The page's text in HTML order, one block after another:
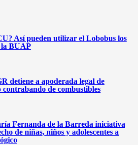
Así pueden utilizar el Lobobus los
la BUAP
detiene a apoderada legal de
de combustibles
Fernanda de la Barreda iniciativa
de niñas, niños y adolescentes a